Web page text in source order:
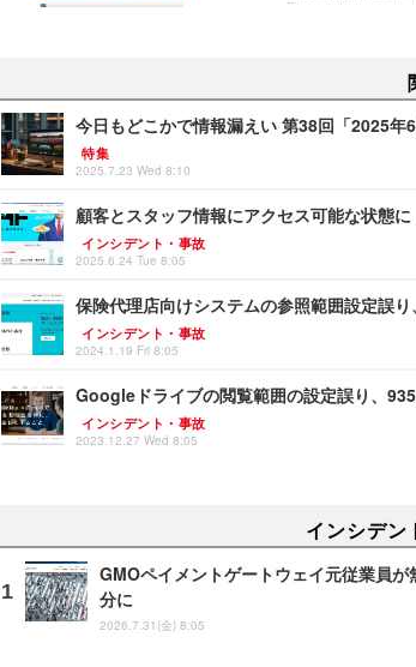
今日もどこかで情報漏えい 第38回「2025
特集
2025.7.23 Wed 8:10
顧客とスタッフ情報にアクセス可能な状態
インシデント・事故
2025.6.24 Tue 8:05
保険代理店向けシステムの参照範囲設定誤
インシデント・事故
2024.1.19 Fri 8:05
Googleドライブの閲覧範囲の設定誤り、
インシデント・事故
2023.12.27 Wed 8:05
インシデン
GMOペイメントゲートウェイ元従業員
分に
2026.7.31(金) 8:05